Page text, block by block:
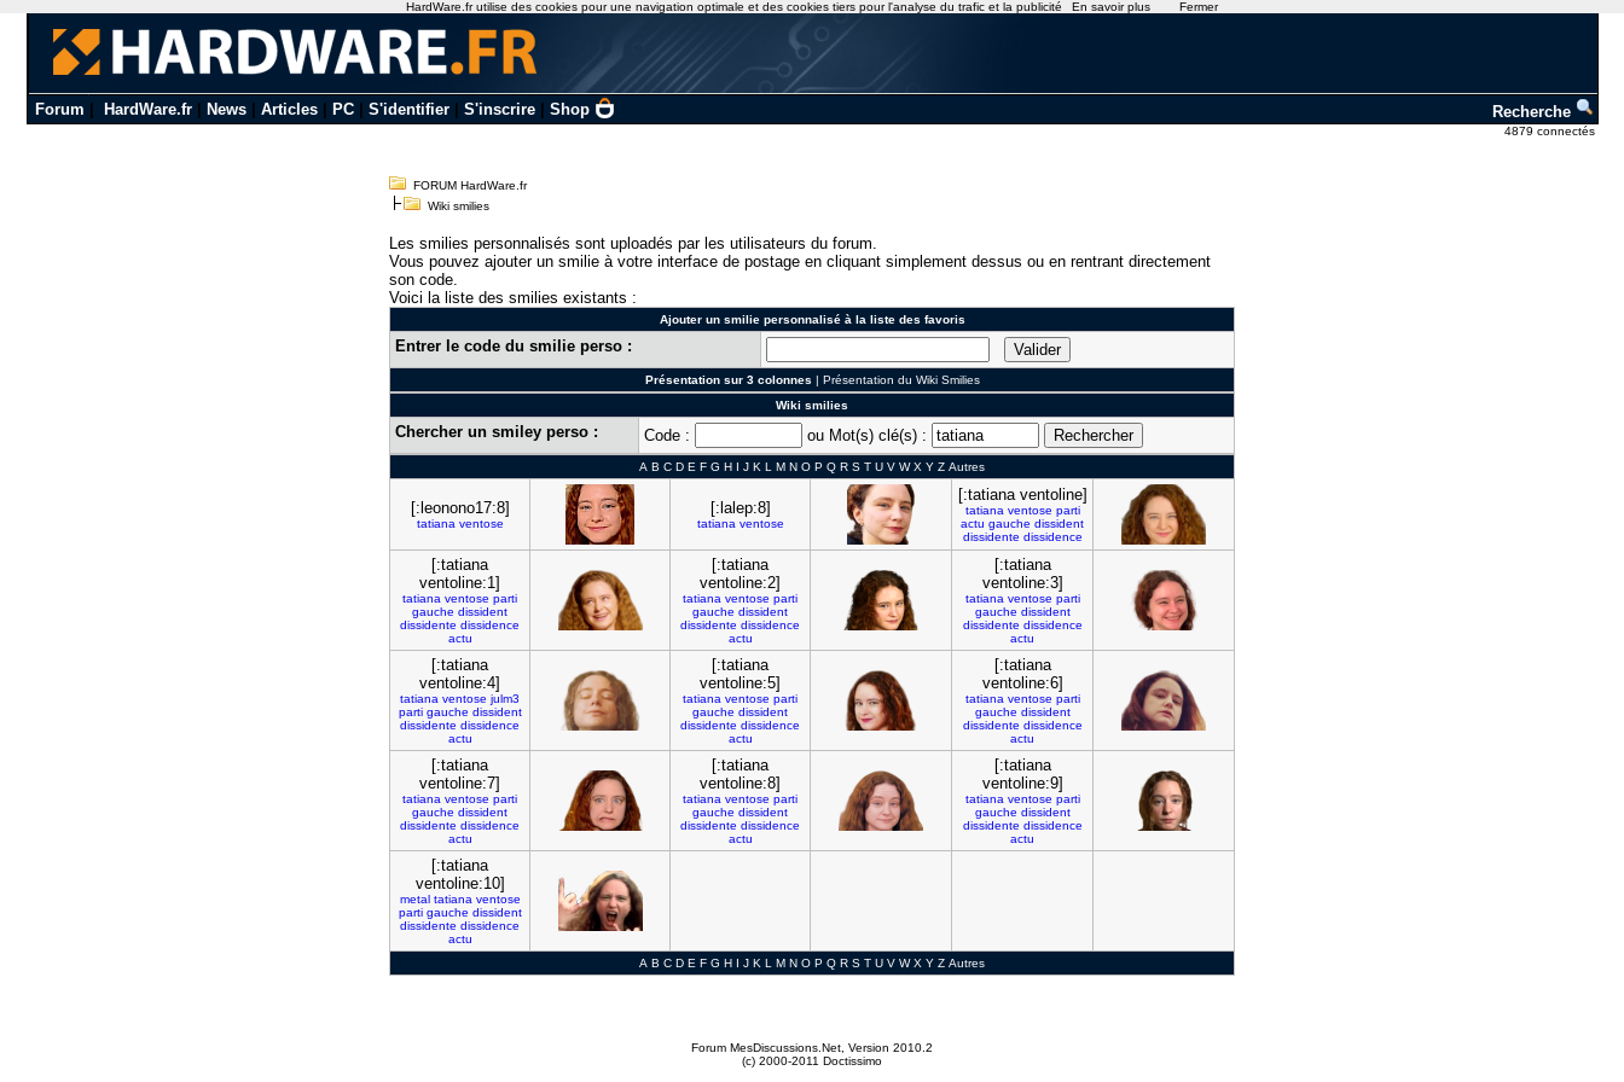
Forum HardWare.fr| News| Articles| PC| S'identifier| S'inscrire| Shop Recherche
4879 connectés
FORUM HardWare.fr
Wiki smilies
Les smilies personnalisés sont uploadés par les utilisateurs du forum.
Vous pouvez ajouter un smilie à votre interface de postage en cliquant simplement dessus ou en rentrant directement
son code.
Voici la liste des smilies existants :
Ajouter un smilie personnalisé à la liste des favoris
Entrer le code du smilie perso :
Présentation sur 3 colonnes | Présentation du Wiki Smilies
Wiki smilies
Chercher un smiley perso : Code : ou Mot(s) clé(s) :
A B C D E F G H I J K L M N O P Q R S T U V W X Y Z Autres
[:leonono17:8]
tatiana ventose
[:lalep:8]
tatiana ventose
[:tatiana ventoline]
tatiana ventose parti
actu gauche dissident
dissidente dissidence
[:tatiana
ventoline:1]
tatiana ventose parti
gauche dissident
dissidente dissidence
actu
[:tatiana
ventoline:2]
tatiana ventose parti
gauche dissident
dissidente dissidence
actu
[:tatiana
ventoline:3]
tatiana ventose parti
gauche dissident
dissidente dissidence
actu
[:tatiana
ventoline:4]
tatiana ventose julm3
parti gauche dissident
dissidente dissidence
actu
[:tatiana
ventoline:5]
tatiana ventose parti
gauche dissident
dissidente dissidence
actu
[:tatiana
ventoline:6]
tatiana ventose parti
gauche dissident
dissidente dissidence
actu
[:tatiana
ventoline:7]
tatiana ventose parti
gauche dissident
dissidente dissidence
actu
[:tatiana
ventoline:8]
tatiana ventose parti
gauche dissident
dissidente dissidence
actu
[:tatiana
ventoline:9]
tatiana ventose parti
gauche dissident
dissidente dissidence
actu
[:tatiana
ventoline:10]
metal tatiana ventose
parti gauche dissident
dissidente dissidence
actu
A B C D E F G H I J K L M N O P Q R S T U V W X Y Z Autres
Forum MesDiscussions.Net , Version 2010.2
(c) 2000-2011 Doctissimo
HardWare.fr utilise des cookies pour une navigation optimale et des cookies tiers pour l'analyse du trafic et la publicité En savoir plus Fermer